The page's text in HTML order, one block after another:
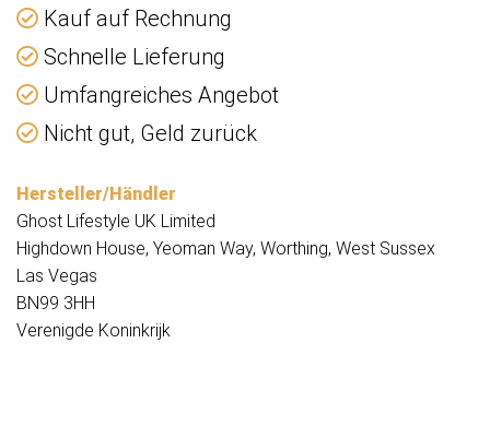
Kauf auf Rechnung
Schnelle Lieferung
Umfangreiches Angebot
Nicht gut, Geld zurück
Hersteller/Händler
Ghost Lifestyle UK Limited
Highdown House, Yeoman Way, Worthing, West Sussex
Las Vegas
BN99 3HH
Verenigde Koninkrijk